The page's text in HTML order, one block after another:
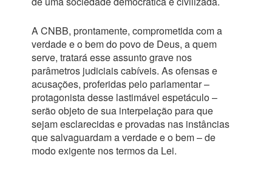
A CNBB, prontamente, comprometida com a
verdade e o bem do povo de Deus, a quem
serve, tratará esse assunto grave nos
parâmetros judiciais cabíveis. As ofensas e
acusações, proferidas pelo parlamentar –
protagonista desse lastimável espetáculo –
serão objeto de sua interpelação para que
sejam esclarecidas e provadas nas instâncias
que salvaguardam a verdade e o bem – de
modo exigente nos termos da Lei.